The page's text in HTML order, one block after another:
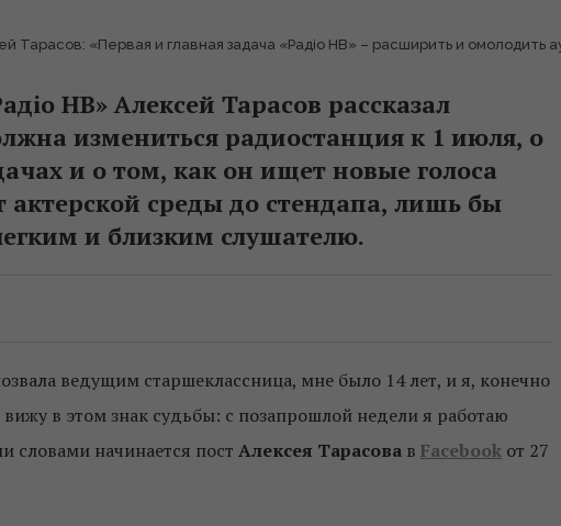
Тарасов: «Первая и главная задача «Радіо НВ» – расширить и омолодить
НВ» Алексей Тарасов рассказал
измениться радиостанция к 1 июля, о
и о том, как он ищет новые голоса
актерской среды до стендапа, лишь бы
и близким слушателю.
ведущим старшеклассница, мне было 14 лет, и я, конечно
в этом знак судьбы: с позапрошлой недели я работаю
словами начинается пост Алексея Тарасова в Facebook от 27